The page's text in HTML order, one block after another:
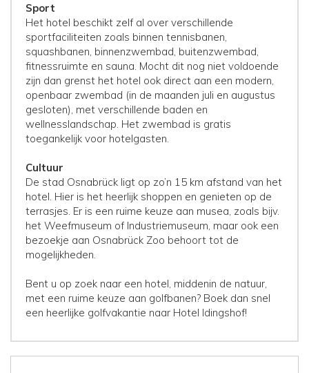
Sport
Het hotel beschikt zelf al over verschillende
sportfaciliteiten zoals binnen tennisbanen,
squashbanen, binnenzwembad, buitenzwembad,
fitnessruimte en sauna. Mocht dit nog niet voldoende
zijn dan grenst het hotel ook direct aan een modern,
openbaar zwembad (in de maanden juli en augustus
gesloten), met verschillende baden en
wellnesslandschap. Het zwembad is gratis
toegankelijk voor hotelgasten.
Cultuur
De stad Osnabrück ligt op zo’n 15 km afstand van het
hotel. Hier is het heerlijk shoppen en genieten op de
terrasjes. Er is een ruime keuze aan musea, zoals bijv.
het Weefmuseum of Industriemuseum, maar ook een
bezoekje aan Osnabrück Zoo behoort tot de
mogelijkheden.
Bent u op zoek naar een hotel, middenin de natuur,
met een ruime keuze aan golfbanen? Boek dan snel
een heerlijke golfvakantie naar Hotel Idingshof!